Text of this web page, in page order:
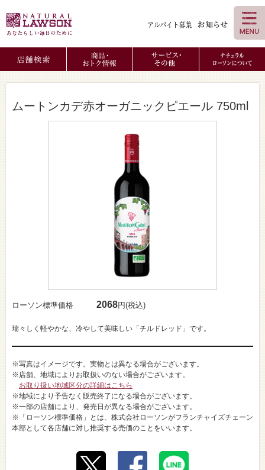
ムートンカデ赤オーガニックピエール 750ml
ローソン標準価格 2068円(税込)
瑞々しく軽やかな、冷やして美味しい「チルドレッド」です。
※写真はイメージです。実物とは異なる場合がございます。
※店舗、地域によりお取扱いのない場合がございます。
お取り扱い地域区分の詳細はこちら
※地域により予告なく販売終了になる場合がございます。
※一部の店舗により、発売日が異なる場合がございます。
※「ローソン標準価格」とは、株式会社ローソンがフランチャイズチェーン
本部として各店舗に対し推奨する売価のことをいいます。